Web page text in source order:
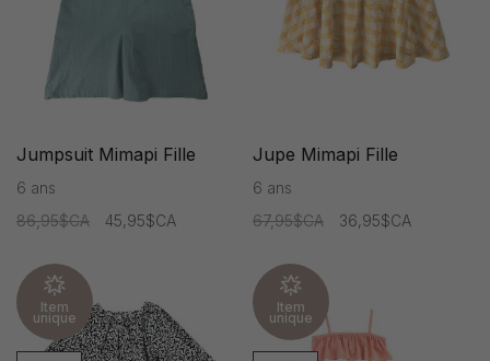
Jumpsuit Mimapi Fille
6 ans
86,95$CA
45,95$CA
Jupe Mimapi Fille
6 ans
67,95$CA
36,95$CA
Item
unique
Item
unique